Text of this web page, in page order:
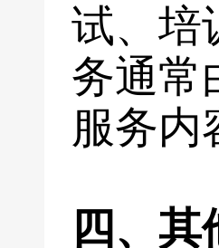
试、培
务通常
服务内
四、